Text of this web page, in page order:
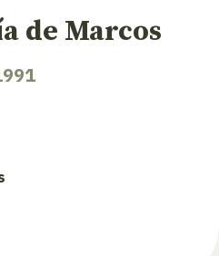
de Marcos